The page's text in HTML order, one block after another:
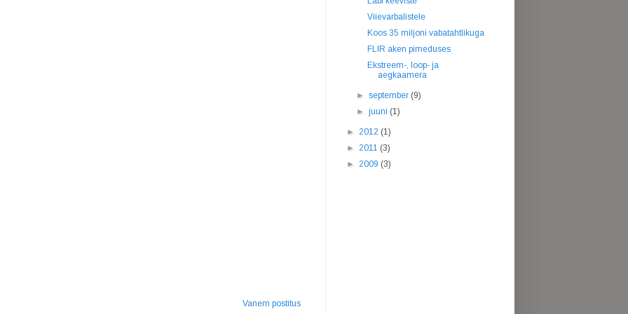
Vanem postitus
Viievarbalistele
Koos 35 miljoni vabatahtlikuga
FLIR aken pimeduses
Ekstreem-, loop- ja
aegkaamera
►september (9)
►juuni (1)
► 2012 (1)
► 2011 (3)
► 2009 (3)